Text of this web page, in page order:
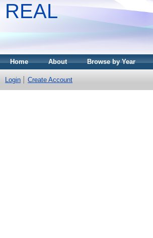
REAL
Home About Browse by Year
Login Create Account